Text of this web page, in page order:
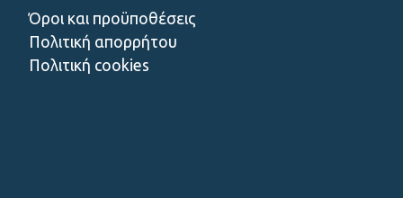
Όροι και προϋποθέσεις
Πολιτική απορρήτου
Πολιτική cookies